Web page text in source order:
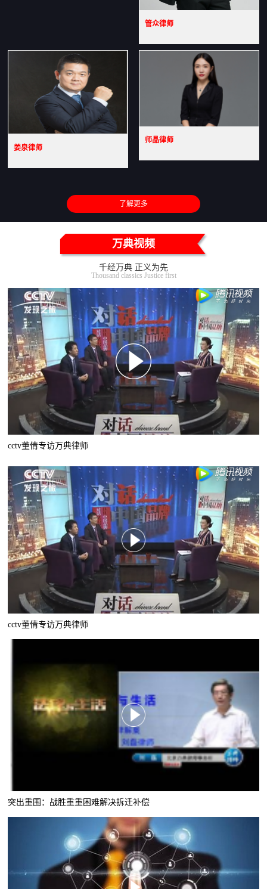
管众律师
姜泉律师
师晶律师
了解更多
万典视频
千经万典 正义为先
Thousand classics Justice first
cctv董倩专访万典律师
cctv董倩专访万典律师
突出重围：战胜重重困难解决拆迁补偿